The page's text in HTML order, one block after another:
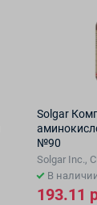
Solgar
№90
Solgar Inc.,
В
193.11